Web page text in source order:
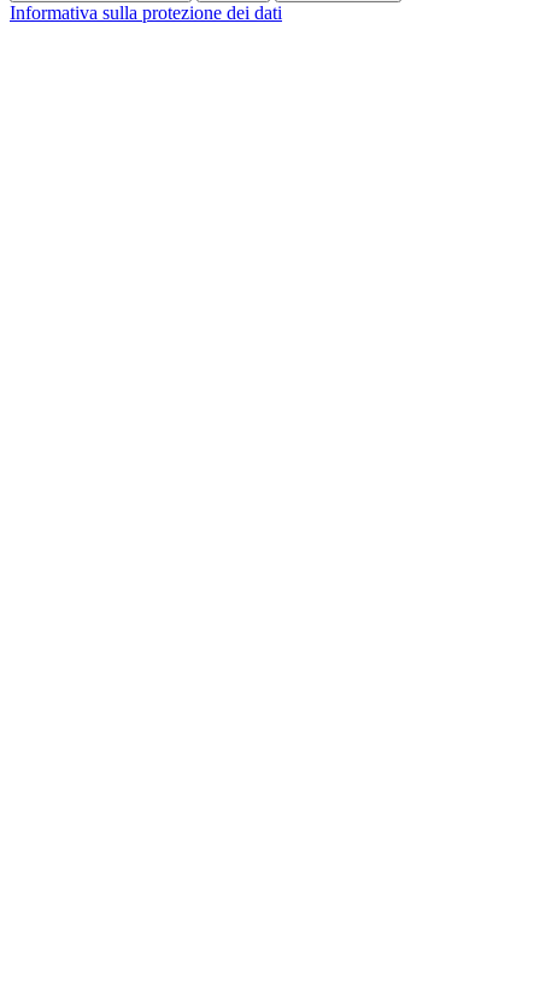
Informativa sulla protezione dei dati